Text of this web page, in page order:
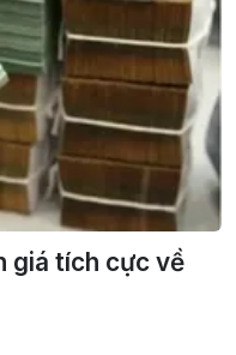
giá tích cực về